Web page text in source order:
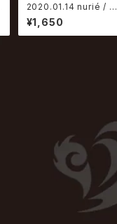
2020.01.14 nurié / 人
として人で在る様に【猿
盤】
¥1,650